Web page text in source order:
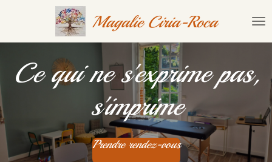
contenu
Magalie Ciria-Roca
Ce qui ne s'exprime pas,
s'imprime
Prendre rendez-vous